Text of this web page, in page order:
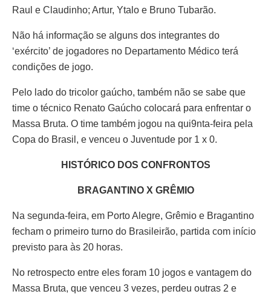
Raul e Claudinho; Artur, Ytalo e Bruno Tubarão.
Não há informação se alguns dos integrantes do
‘exército’ de jogadores no Departamento Médico terá
condições de jogo.
Pelo lado do tricolor gaúcho, também não se sabe que
time o técnico Renato Gaúcho colocará para enfrentar o
Massa Bruta. O time também jogou na qui9nta-feira pela
Copa do Brasil, e venceu o Juventude por 1 x 0.
HISTÓRICO DOS CONFRONTOS
BRAGANTINO X GRÊMIO
Na segunda-feira, em Porto Alegre, Grêmio e Bragantino
fecham o primeiro turno do Brasileirão, partida com início
previsto para às 20 horas.
No retrospecto entre eles foram 10 jogos e vantagem do
Massa Bruta, que venceu 3 vezes, perdeu outras 2 e